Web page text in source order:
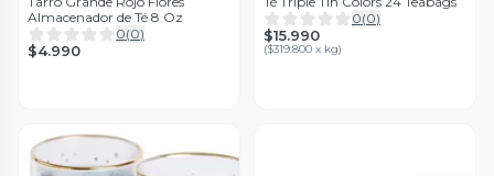
Almacenador de Té 8 Oz
0(0)
$4.990
0(0)
$15.990
($319.800 x kg)